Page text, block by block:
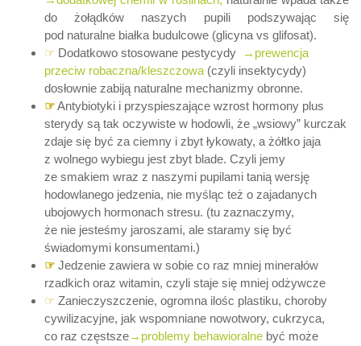
do żołądków naszych pupili podszywając się
pod naturalne białka budulcowe (glicyna vs glifosat).
☞ Dodatkowo stosowane pestycydy
→prewencja
przeciw robaczna/kleszczowa (czyli insektycydy)
dosłownie zabiją naturalne mechanizmy obronne.
☞Antybiotyki i przyspieszające wzrost hormony plus
sterydy są tak oczywiste w hodowli, że „wsiowy” kurczak
zdaje się być za ciemny i zbyt łykowaty, a żółtko jaja
z wolnego wybiegu jest zbyt blade. Czyli jemy
ze smakiem wraz z naszymi pupilami tanią wersję
hodowlanego jedzenia, nie myśląc też o zajadanych
ubojowych hormonach stresu. (tu zaznaczymy,
że nie jesteśmy jaroszami, ale staramy się być
świadomymi konsumentami.)
☞ Jedzenie zawiera w sobie co raz mniej minerałów
rzadkich oraz witamin, czyli staje się mniej odżywcze
☞ Zanieczyszczenie, ogromna ilośc plastiku, choroby
cywilizacyjne, jak wspomniane nowotwory, cukrzyca,
co raz częstsze→problemy behawioralne być może